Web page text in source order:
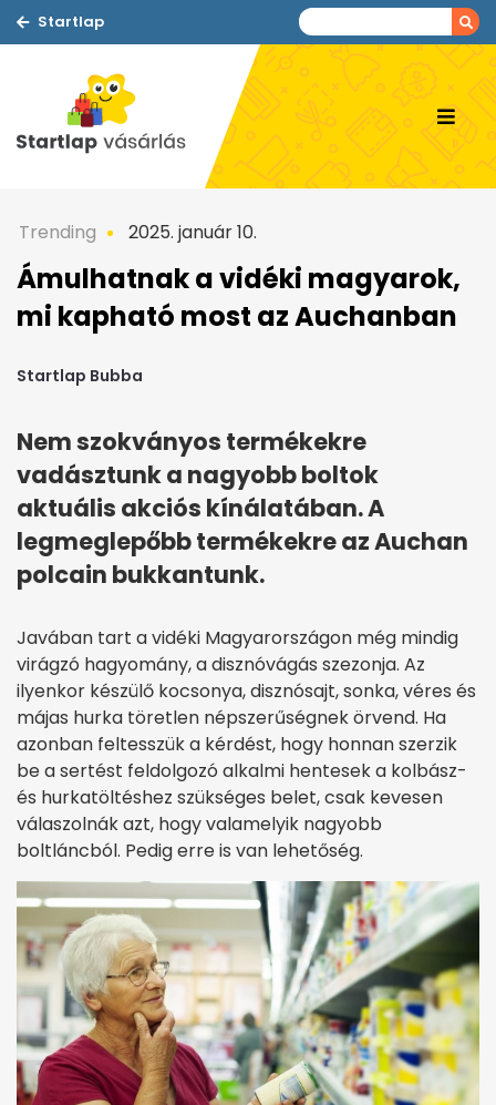
Startlap
Trending 2025. január 10.
Ámulhatnak a vidéki magyarok,
mi kapható most az Auchanban
Startlap Bubba
Nem szokványos termékekre
vadásztunk a nagyobb boltok
aktuális akciós kínálatában. A
legmeglepőbb termékekre az Auchan
polcain bukkantunk.
Javában tart a vidéki Magyarországon még mindig
virágzó hagyomány, a disznóvágás szezonja. Az
ilyenkor készülő kocsonya, disznósajt, sonka, véres és
májas hurka töretlen népszerűségnek örvend. Ha
azonban feltesszük a kérdést, hogy honnan szerzik
be a sertést feldolgozó alkalmi hentesek a kolbász-
és hurkatöltéshez szükséges belet, csak kevesen
válaszolnák azt, hogy valamelyik nagyobb
boltláncból. Pedig erre is van lehetőség.